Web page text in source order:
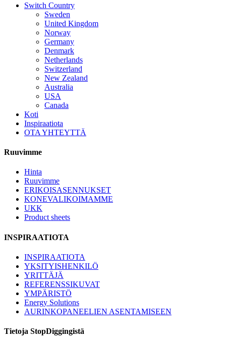
Close
Switch Country
Sweden
United Kingdom
Norway
Germany
Denmark
Netherlands
Switzerland
New Zealand
Australia
USA
Canada
Koti
Inspiraatiota
OTA YHTEYTTÄ
Ruuvimme
Hinta
Ruuvimme
ERIKOISASENNUKSET
KONEVALIKOIMAMME
UKK
Product sheets
INSPIRAATIOTA
INSPIRAATIOTA
YKSITYISHENKILÖ
YRITTÄJÄ
REFERENSSIKUVAT
YMPÄRISTÖ
Energy Solutions
AURINKOPANEELIEN ASENTAMISEEN
Tietoja StopDiggingistä